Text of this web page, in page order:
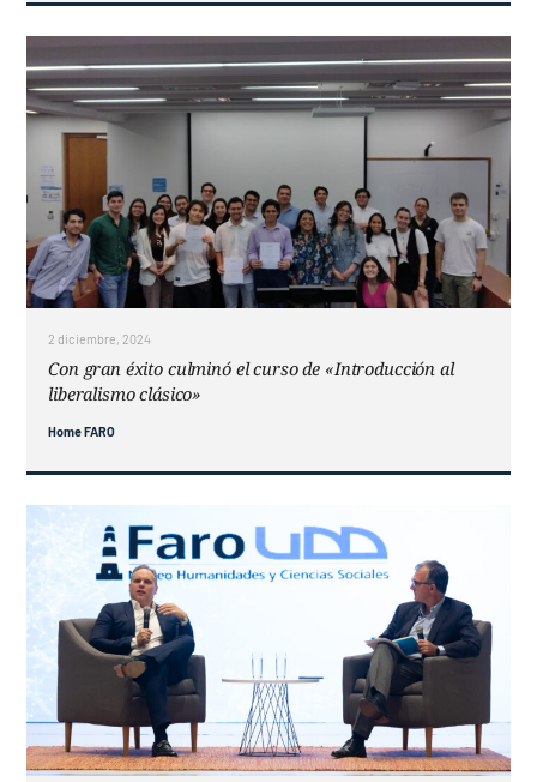
2 diciembre, 2024
Con gran éxito culminó el curso de «Introducción al
liberalismo clásico»
Home FARO